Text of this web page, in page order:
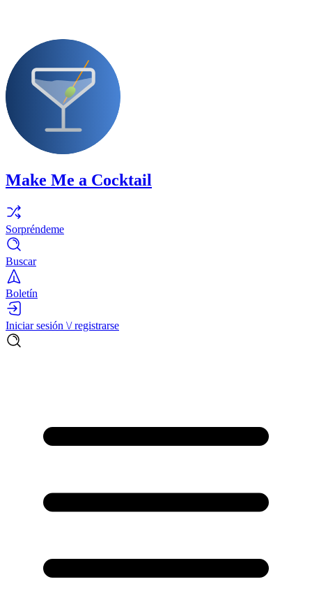
Make Me a Cocktail
Sorpréndeme
Buscar
Boletín
Iniciar sesión \/ registrarse